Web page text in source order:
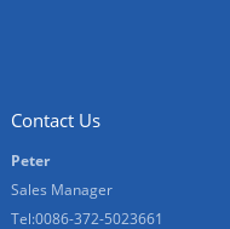
Contact Us
Peter
Sales Manager
Tel:0086-372-5023661